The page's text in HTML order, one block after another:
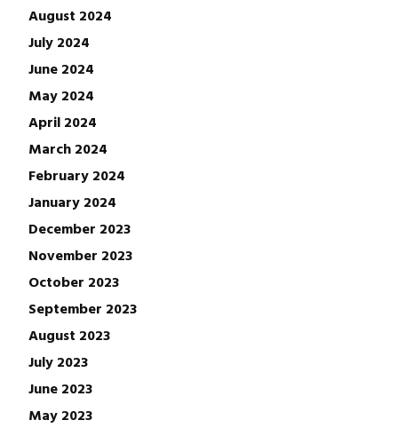
August 2024
July 2024
June 2024
May 2024
April 2024
March 2024
February 2024
January 2024
December 2023
November 2023
October 2023
September 2023
August 2023
July 2023
June 2023
May 2023